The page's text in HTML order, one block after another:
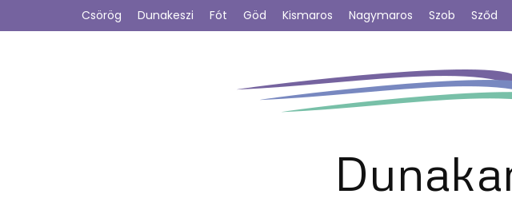
Csörög Dunakeszi Fót Göd Kismaros Nagymaros Szob Sződ